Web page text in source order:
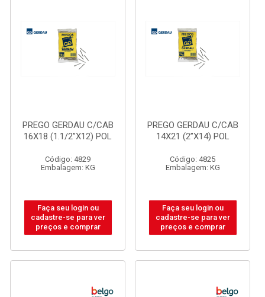
PREGO GERDAU C/CAB
16X18 (1.1/2”X12) POL
Código: 4829
Embalagem: KG
Faça seu login ou
cadastre-se para ver
preços e comprar
PREGO GERDAU C/CAB
14X21 (2”X14) POL
Código: 4825
Embalagem: KG
Faça seu login ou
cadastre-se para ver
preços e comprar